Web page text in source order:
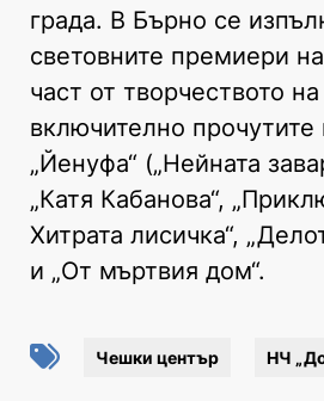
града. В Бърно се
световните премиери
част от творчеството
включително
„Йенуфа“ („Нейната
„Катя Кабанова“,
Хитрата лисичка“,
и „От мъртвия дом“.
Чешки център НЧ